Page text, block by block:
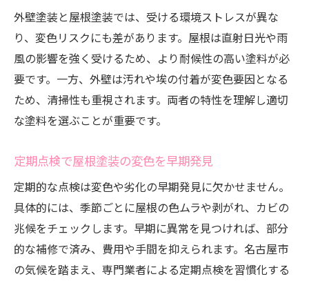
気候変動に対応する屋根塗装管理の要点
屋根塗装が住宅の美観を維持する理由
屋根塗装の耐用年数を延ばすポイント
屋根塗装の失敗を防ぐ色選びのヒント
屋根塗装で後悔しない色選びの秘訣
変色しやすい屋根塗装色の特徴を知ろう
屋根塗装の色見本を正しく活用する方法
住まいに合った屋根塗装色の選定基準
屋根塗装で人気の色と選び方の注意点
専門家が教える屋根塗装色選びの手順
名古屋市で知っておきたい助成金情報まとめ
屋根塗装に使える助成金の最新情報を解説
外壁塗装と屋根塗装では、受ける環境ストレスが異な
り、変色リスクにも差があります。屋根は直射日光や雨
風の影響を強く受けるため、より耐候性の高い塗料が必
要です。一方、外壁は汚れや埃の付着が変色要因となる
ため、清掃性も重視されます。両者の特性を理解し適切
な塗料を選ぶことが重要です。
定期点検で屋根塗装の変色を早期発見
定期的な点検は変色や劣化の早期発見に欠かせません。
具体的には、季節ごとに屋根の色ムラや剥がれ、カビの
兆候をチェックします。早期に異常を見つければ、部分
的な補修で済み、費用や手間を抑えられます。名古屋市
の気候を踏まえ、専門業者による定期点検を習慣化する